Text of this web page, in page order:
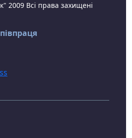
2009 Всі права захищені